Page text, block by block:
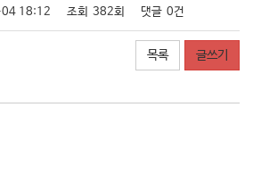
18:12 조회 382회 댓글 0건
목록 글쓰기